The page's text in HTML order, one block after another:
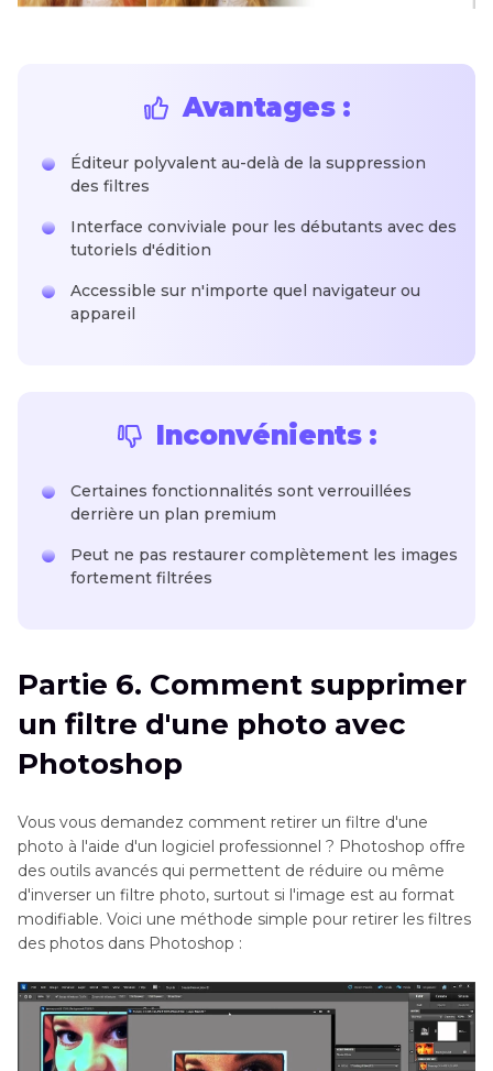
Avantages :
Éditeur polyvalent au-delà de la suppression
des filtres
Interface conviviale pour les débutants avec des
tutoriels d'édition
Accessible sur n'importe quel navigateur ou
appareil
Inconvénients :
Certaines fonctionnalités sont verrouillées
derrière un plan premium
Peut ne pas restaurer complètement les images
fortement filtrées
Partie 6. Comment supprimer
un filtre d'une photo avec
Photoshop
Vous vous demandez comment retirer un filtre d'une
photo à l'aide d'un logiciel professionnel ? Photoshop offre
des outils avancés qui permettent de réduire ou même
d'inverser un filtre photo, surtout si l'image est au format
modifiable. Voici une méthode simple pour retirer les filtres
des photos dans Photoshop :